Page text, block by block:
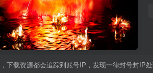
下载资源都会追踪到账号IP，发现一律封号封IP